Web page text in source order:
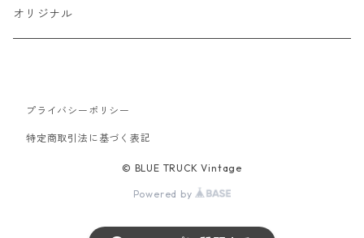
コーチジャケット
七分・長袖Tシャツ
半袖シャツ
スウェット
パーカー
セーター
チノパン
コーデュロイ
キャップ
ベルト
オリジナル
プライバシーポリシー
特定商取引法に基づく表記
© BLUE TRUCK Vintage
Powered by